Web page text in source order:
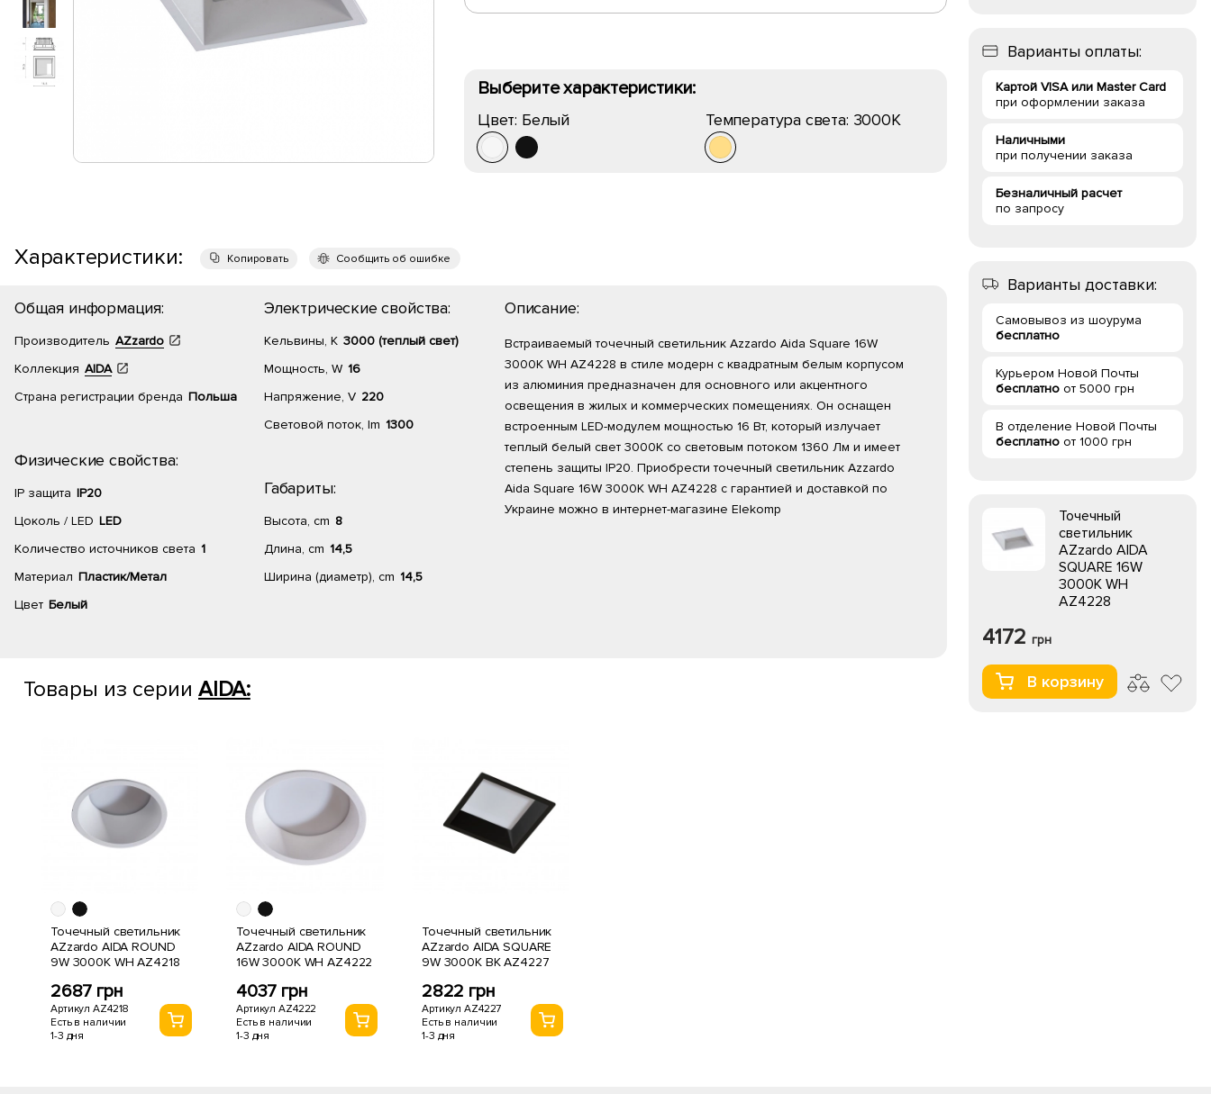
Выберите характеристики:
Цвет: Белый Температура света: 3000K
Характеристики: Копировать Сообщить об ошибке
Общая информация:
Производитель AZzardo
Коллекция AIDA
Страна регистрации бренда Польша
Физические свойства:
IP защита IP20
Цоколь / LED LED
Количество источников света 1
Материал Пластик/Метал
Цвет Белый
Электрические свойства:
Кельвины, К 3000 (теплый свет)
Мощность, W 16
Напряжение, V 220
Световой поток, lm 1300
Габариты:
Высота, cm 8
Длина, cm 14,5
Ширина (диаметр), cm 14,5
Описание:
Встраиваемый точечный светильник Azzardo Aida Square 16W
3000K WH AZ4228 в стиле модерн с квадратным белым корпусом
из алюминия предназначен для основного или акцентного
освещения в жилых и коммерческих помещениях. Он оснащен
встроенным LED-модулем мощностью 16 Вт, который излучает
теплый белый свет 3000K со световым потоком 1360 Лм и имеет
степень защиты IP20. Приобрести точечный светильник Azzardo
Aida Square 16W 3000K WH AZ4228 с гарантией и доставкой по
Украине можно в интернет-магазине Elekomp
Товары из серии AIDA:
Точечный светильник
AZzardo AIDA ROUND
9W 3000K WH AZ4218
2687 грн
Артикул AZ4218
Есть в наличии
1-3 дня
Точечный светильник
AZzardo AIDA ROUND
16W 3000K WH AZ4222
4037 грн
Артикул AZ4222
Есть в наличии
1-3 дня
Точечный светильник
AZzardo AIDA SQUARE
9W 3000K BK AZ4227
2822 грн
Артикул AZ4227
Есть в наличии
1-3 дня
Варианты оплаты:
Картой VISA или Master Card
при оформлении заказа
Наличными
при получении заказа
Безналичный расчет
по запросу
Варианты доставки:
Самовывоз из шоурума
бесплатно
Курьером Новой Почты
бесплатно от 5000 грн
В отделение Новой Почты
бесплатно от 1000 грн
Точечный
светильник
AZzardo AIDA
SQUARE 16W
3000K WH
AZ4228
4172 грн
В корзину